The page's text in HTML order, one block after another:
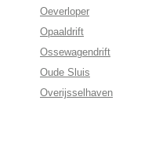
Oeverloper
Opaaldrift
Ossewagendrift
Oude Sluis
Overijsselhaven